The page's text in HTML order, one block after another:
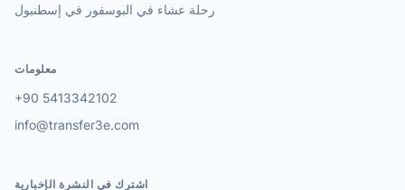
رحلة عشاء في البوسفور في إسطنبول
معلومات
+90 5413342102
info@transfer3e.com
اشترك في النشرة الإخبارية